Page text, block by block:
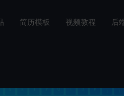
简历模板 视频教程 后